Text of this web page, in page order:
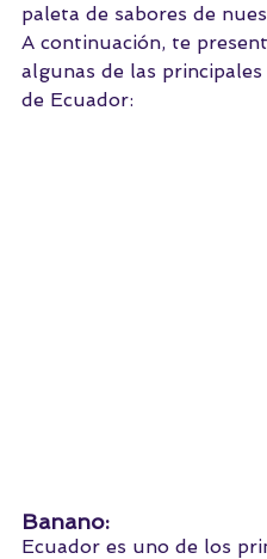
paleta de sabores de
A continuación, te
algunas de las
de Ecuador:
Banano:
Ecuador es uno de los